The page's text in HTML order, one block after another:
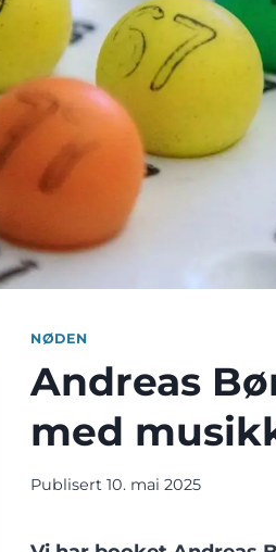
NØDEN
Andreas
med
Publisert 10. mai 2025